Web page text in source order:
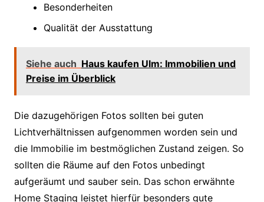
Besonderheiten
Qualität der Ausstattung
Siehe auch Haus kaufen Ulm: Immobilien und
Preise im Überblick
Die dazugehörigen Fotos sollten bei guten
Lichtverhältnissen aufgenommen worden sein und
die Immobilie im bestmöglichen Zustand zeigen. So
sollten die Räume auf den Fotos unbedingt
aufgeräumt und sauber sein. Das schon erwähnte
Home Staging leistet hierfür besonders gute